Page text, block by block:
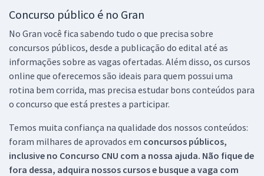
Concurso público é no Gran
No Gran você fica sabendo tudo o que precisa sobre
concursos públicos, desde a publicação do edital até as
informações sobre as vagas ofertadas. Além disso, os cursos
online que oferecemos são ideais para quem possui uma
rotina bem corrida, mas precisa estudar bons conteúdos para
o concurso que está prestes a participar.
Temos muita confiança na qualidade dos nossos conteúdos:
foram milhares de aprovados em concursos públicos,
inclusive no Concurso CNU com a nossa ajuda. Não fique de
fora dessa, adquira nossos cursos e busque a vaga com